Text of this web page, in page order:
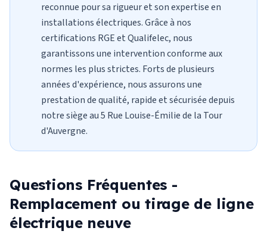
reconnue pour sa rigueur et son expertise en
installations électriques. Grâce à nos
certifications RGE et Qualifelec, nous
garantissons une intervention conforme aux
normes les plus strictes. Forts de plusieurs
années d'expérience, nous assurons une
prestation de qualité, rapide et sécurisée depuis
notre siège au 5 Rue Louise-Émilie de la Tour
d'Auvergne.
Questions Fréquentes -
Remplacement ou tirage de ligne
électrique neuve